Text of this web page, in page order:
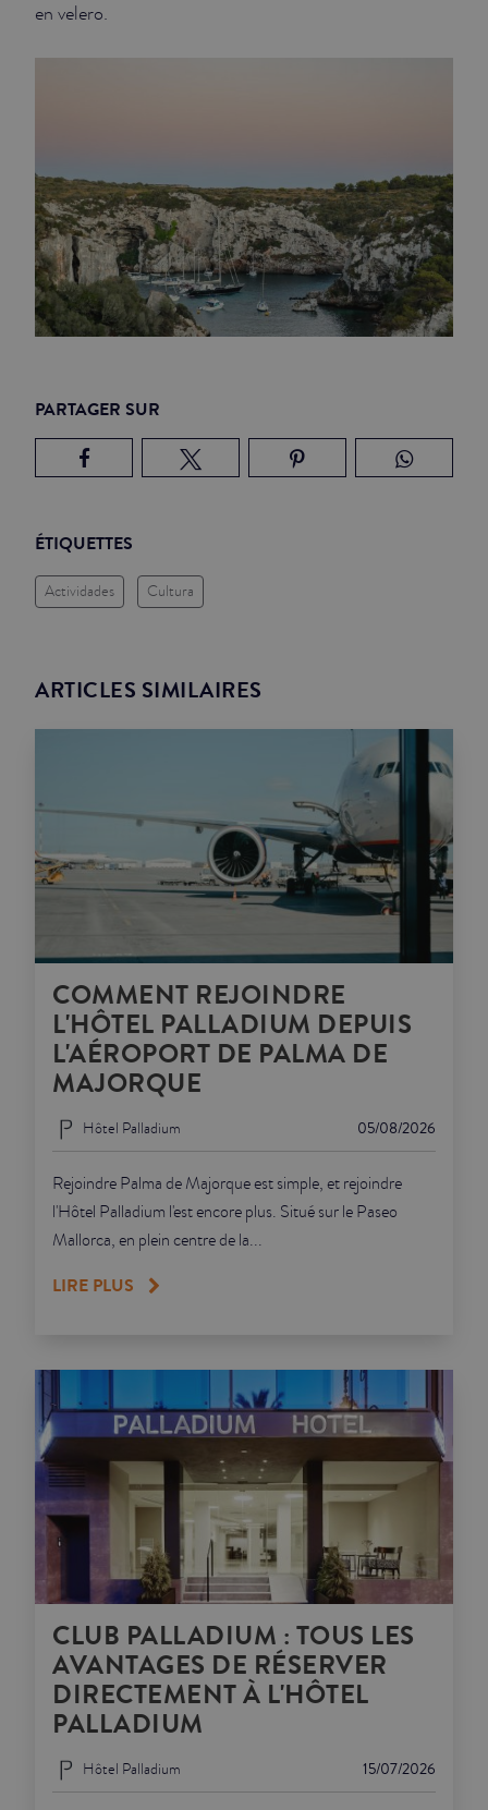
en velero.
PARTAGER SUR
ÉTIQUETTES
Actividades Cultura
ARTICLES SIMILAIRES
COMMENT REJOINDRE
L'HÔTEL PALLADIUM DEPUIS
L'AÉROPORT DE PALMA DE
MAJORQUE
05/08/2026
Hôtel Palladium
Rejoindre Palma de Majorque est simple, et rejoindre
l'Hôtel Palladium l'est encore plus. Situé sur le Paseo
Mallorca, en plein centre de la...
LIRE PLUS
CLUB PALLADIUM : TOUS LES
AVANTAGES DE RÉSERVER
DIRECTEMENT À L'HÔTEL
PALLADIUM
15/07/2026
Hôtel Palladium